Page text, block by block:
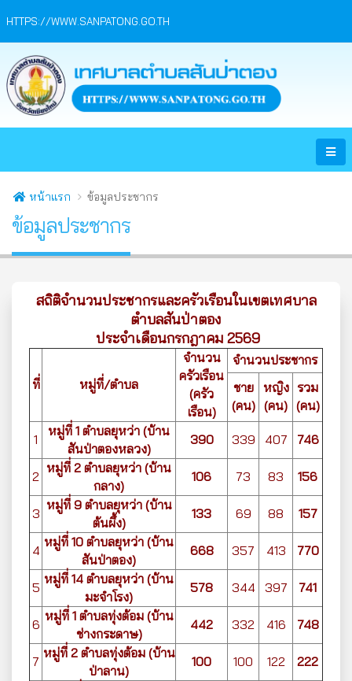
HTTPS://WWW.SANPATONG.GO.TH
หน้าแรก ข้อมูลประชากร
ข้อมูลประชากร
สถิติจำนวนประชากรและครัวเรือนในเขตเทศบาล
ตำบลสันป่าตอง
ประจำเดือนกรกฎาคม 2569
ที่ หมู่ที่/ตำบล
จำนวน
ครัวเรือน
(ครัว
เรือน)
จำนวนประชากร
ชาย
(คน)
หญิง
(คน)
รวม
(คน)
1
หมู่ที่ 1 ตำบลยุหว่า (บ้าน
สันป่าตองหลวง)
390 339 407 746
2
หมู่ที่ 2 ตำบลยุหว่า (บ้าน
กลาง)
106 73 83 156
3
หมู่ที่ 9 ตำบลยุหว่า (บ้าน
ต้นผึ้ง)
133 69 88 157
4
หมู่ที่ 10 ตำบลยุหว่า (บ้าน
สันป่าตอง)
668 357 413 770
5
หมู่ที่ 14 ตำบลยุหว่า (บ้าน
มะจำโรง)
578 344 397 741
6
หมู่ที่ 1 ตำบลทุ่งต้อม (บ้าน
ช่างกระดาษ)
442 332 416 748
7
หมู่ที่ 2 ตำบลทุ่งต้อม (บ้าน
ป่าลาน)
100 100 122 222